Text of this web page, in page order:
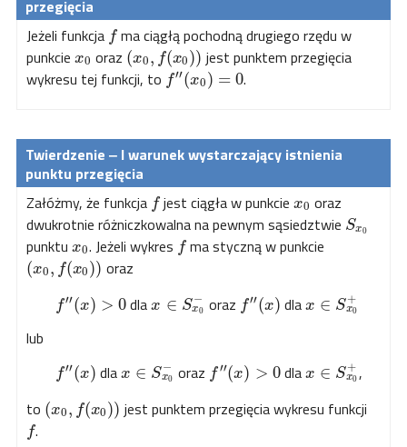
przegięcia
Jeżeli funkcja f ma ciągłą pochodną drugiego rzędu w
punkcie x0 oraz (x0, f(x0)) jest punktem przegięcia
wykresu tej funkcji, to f′′(x0) = 0.
‒ I warunekwystarczający istnienia
punktu przegięcia
Załóżmy, że funkcja f jest ciągła w punkciex0 oraz
dwukrotnie różniczkowalna na pewnym sąsiedztwie Sx0
punktu x0. Jeżeli wykres f ma styczną w punkcie
(x0, f(x0)) oraz
f′′(x) > 0dlax ∈ S −
x0 oraz f′′(x) dla x ∈ S+
x0
lub
f′′(x) dla x ∈ S−
x0 oraz f′′(x) > 0dla x ∈ S+
x0 ,
to (x0, f(x0)) jest punktem przegięcia wykresu funkcji
f.